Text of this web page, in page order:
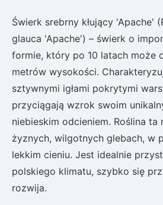
Ewodia (tetradium
Świerk srebrny kłujący 'Apache'
glauca 'Apache') – świerk o
formie, który po 10 latach może
metrów wysokości.
sztywnymi igłami pokrytymi
przyciągają wzrok swoim
niebieskim odcieniem. Roślina ta
żyznych, wilgotnych glebach, w
lekkim cieniu. Jest idealnie
polskiego klimatu, szybko się
rozwija.